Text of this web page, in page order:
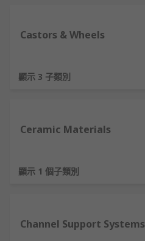
Castors & Wheels
顯示 3 子類別
Ceramic Materials
顯示 1 個子類別
Channel Support Systems